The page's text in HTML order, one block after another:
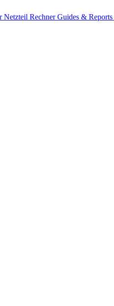
Netzteil RechnerGuides & Reports